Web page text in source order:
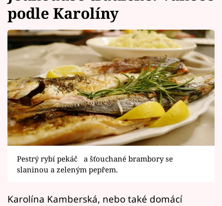
Témata
Celebrity
Vztahy
Seriály
Horoskopy
Sledujte prima+
Filmový festival Karlovy Vary
podle Karolíny
Pestrý rybí pekáč a šťouchané brambory se
slaninou a zeleným pepřem.
Karolína Kamberská, nebo také domácí